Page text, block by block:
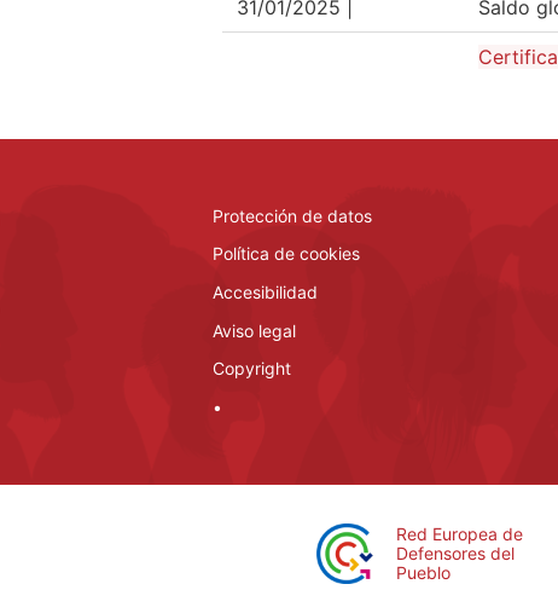
31/01/2025 |
Saldo
Protección de datos
Política de cookies
Accesibilidad
Aviso legal
Copyright
•
Red Europea de
Defensores del
Pueblo